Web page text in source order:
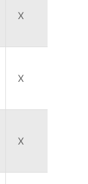
X
X
X